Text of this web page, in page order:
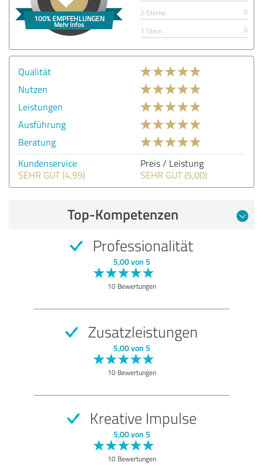
2 Sterne
0
1 Stern
0
Qualität
Nutzen
Leistungen
Ausführung
Beratung
Kundenservice
SEHR GUT (4,99)
Preis / Leistung
SEHR GUT (5,00)
Top-Kompetenzen
Professionalität
5,00 von 5
10 Bewertungen
Zusatzleistungen
5,00 von 5
10 Bewertungen
Kreative Impulse
5,00 von 5
10 Bewertungen